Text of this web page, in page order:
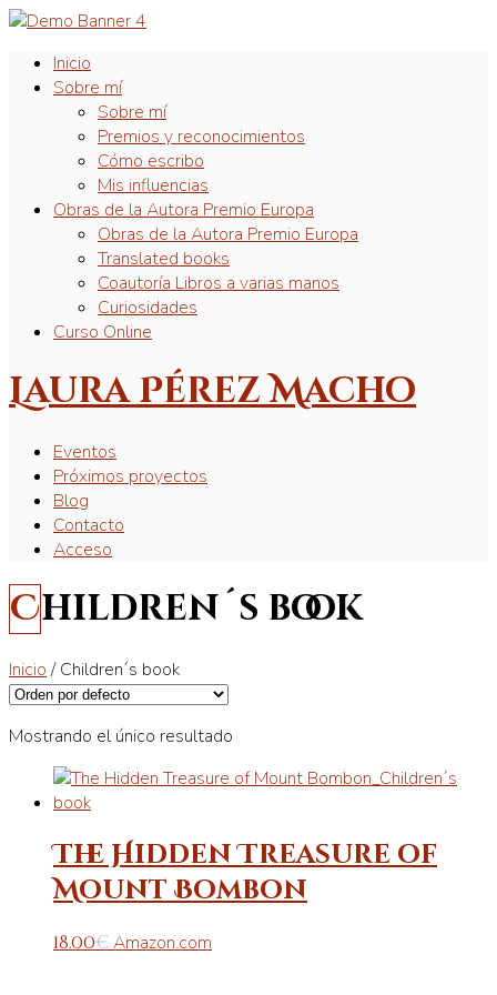
Inicio
Sobre mí
Sobre mí
Premios y reconocimientos
Cómo escribo
Mis influencias
Obras de la Autora Premio Europa
Obras de la Autora Premio Europa
Translated books
Coautoría Libros a varias manos
Curiosidades
Curso Online
Laura Pérez Macho
Eventos
Próximos proyectos
Blog
Contacto
Acceso
Children´s book
Inicio/ Children´s book
Mostrando el único resultado
The Hidden Treasure of
Mount Bombon
18.00€ Amazon.com